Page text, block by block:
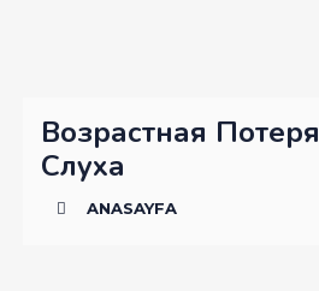
Возрастная Потеря
Слуха
ANASAYFA